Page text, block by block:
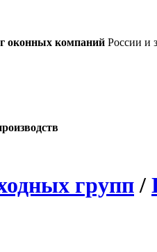
оконных компаний России и
групп /